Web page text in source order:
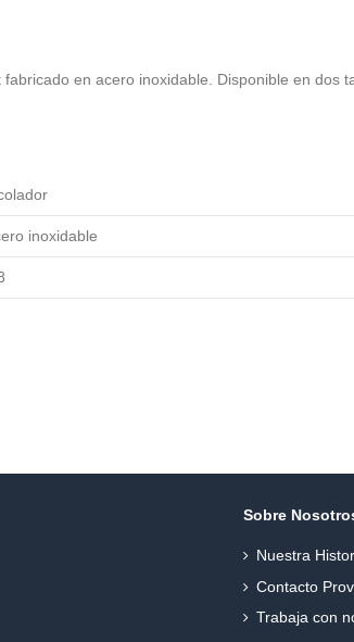
en acero inoxidable. Disponible en dos
inoxidable
Sobre
Nuestra
Contacto
Trabaja con